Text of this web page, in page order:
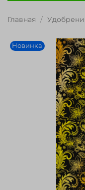
Главная
Новинка